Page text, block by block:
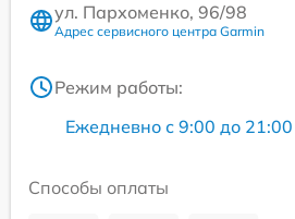
ул. Пархоменко, 96/98
Адрес сервисного центра Garmin
Режим работы:
Ежедневно с 9:00 до 21:00
Способы оплаты